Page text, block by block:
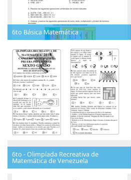
6to Básica Matemática
6to - Olimpíada Recreativa de
Matemática de Venezuela